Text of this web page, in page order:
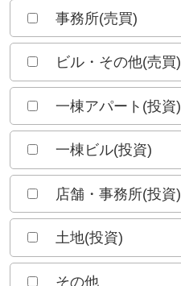
事務所(売買)
ビル・その他(売買)
一棟アパート(投資)
一棟ビル(投資)
店舗・事務所(投資)
土地(投資)
その他